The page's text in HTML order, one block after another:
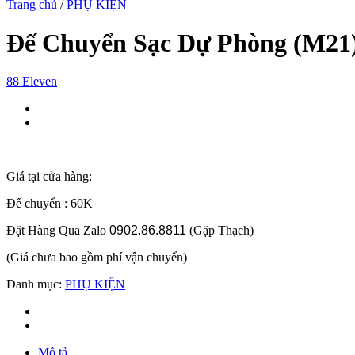
Trang chủ / PHỤ KIỆN
Đế Chuyển Sạc Dự Phòng
88 Eleven
Giá tại cửa hàng:
Đế chuyển : 60K
Đặt Hàng Qua Zalo 0902.86.8811 (Gặp Thạch)
(Giá chưa bao gồm phí vận chuyển)
Danh mục: PHỤ KIỆN